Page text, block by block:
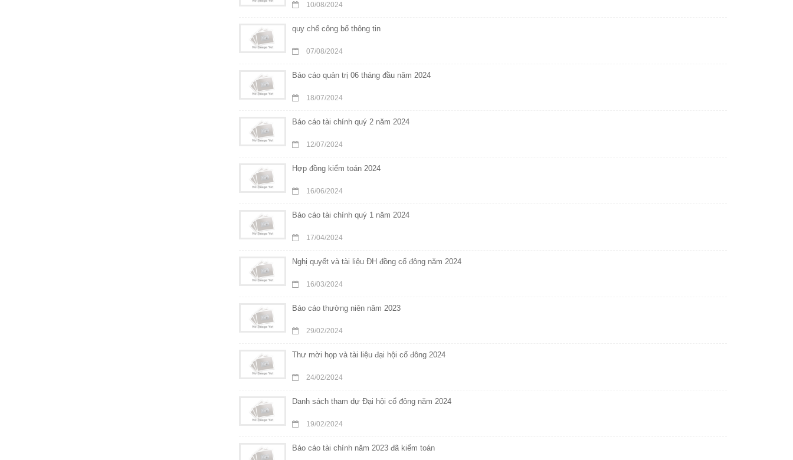
10/08/2024
quy chế công bố thông tin
07/08/2024
Báo cáo quản trị 06 tháng đầu năm 2024
18/07/2024
Báo cáo tài chính quý 2 năm 2024
12/07/2024
Hợp đồng kiểm toán 2024
16/06/2024
Báo cáo tài chính quý 1 năm 2024
17/04/2024
Nghị quyết và tài liệu ĐH đồng cổ đông năm 2024
16/03/2024
Báo cáo thường niên năm 2023
29/02/2024
Thư mời họp và tài liệu đại hội cổ đông 2024
24/02/2024
Danh sách tham dự Đại hội cổ đông năm 2024
19/02/2024
Báo cáo tài chính năm 2023 đã kiểm toán